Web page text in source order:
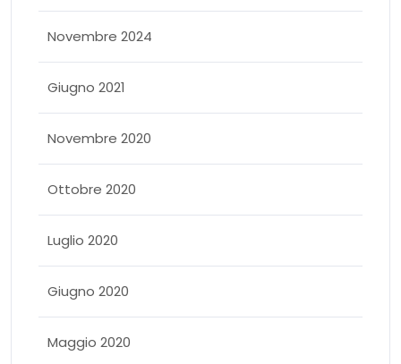
Novembre 2024
Giugno 2021
Novembre 2020
Ottobre 2020
Luglio 2020
Giugno 2020
Maggio 2020